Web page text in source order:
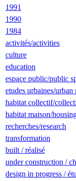
1991
1990
1984
activités/activities
culture
education
espace public/public
etudes urbaines/
habitat collectif/
habitat maison/
recherches/research
transformation
built / réalisé
under construction /
design in progress /